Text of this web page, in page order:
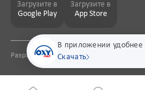
В приложении удобнее
Скачать
Загрузите в
Google Play
Загрузите в
App Store
Разработка сайтаpharmit.uz